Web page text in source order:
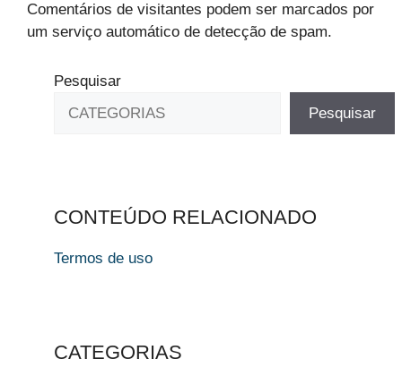
Comentários de visitantes podem ser marcados por
um serviço automático de detecção de spam.
Pesquisar
Pesquisar
CONTEÚDO RELACIONADO
Termos de uso
CATEGORIAS